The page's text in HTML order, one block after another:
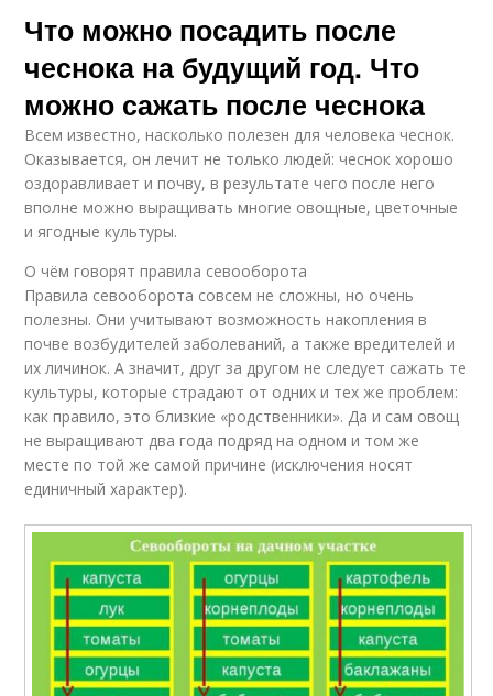
Что можно посадить после
чеснока на будущий год. Что
можно сажать после чеснока
Всем известно, насколько полезен для человека чеснок.
Оказывается, он лечит не только людей: чеснок хорошо
оздоравливает и почву, в результате чего после него
вполне можно выращивать многие овощные, цветочные
и ягодные культуры.
О чём говорят правила севооборота
Правила севооборота совсем не сложны, но очень
полезны. Они учитывают возможность накопления в
почве возбудителей заболеваний, а также вредителей и
их личинок. А значит, друг за другом не следует сажать те
культуры, которые страдают от одних и тех же проблем:
как правило, это близкие «родственники». Да и сам овощ
не выращивают два года подряд на одном и том же
месте по той же самой причине (исключения носят
единичный характер).